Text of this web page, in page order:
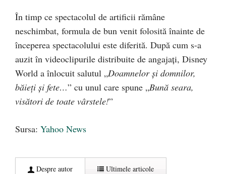
În timp ce spectacolul de artificii rămâne
neschimbat, formula de bun venit folosită înainte de
începerea spectacolului este diferită. După cum s-a
auzit în videoclipurile distribuite de angajați, Disney
World a înlocuit salutul „Doamnelor și domnilor,
băieți și fete…” cu unul care spune „Bună seara,
visători de toate vârstele!”
Sursa: Yahoo News
Despre autor Ultimele articole